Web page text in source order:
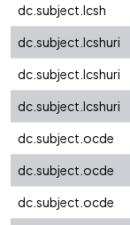
dc.subject.lcsh
dc.subject.lcshuri
dc.subject.lcshuri
dc.subject.lcshuri
dc.subject.ocde
dc.subject.ocde
dc.subject.ocde